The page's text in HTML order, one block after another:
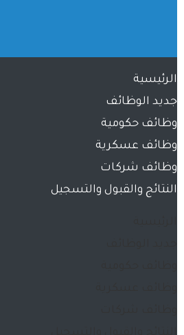
الرئيسية
جديد الوظائف
وظائف حكومية
وظائف عسكرية
وظائف شركات
النتائج والقبول والتسجيل